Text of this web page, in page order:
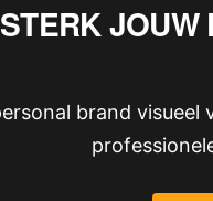
JOUW
brand